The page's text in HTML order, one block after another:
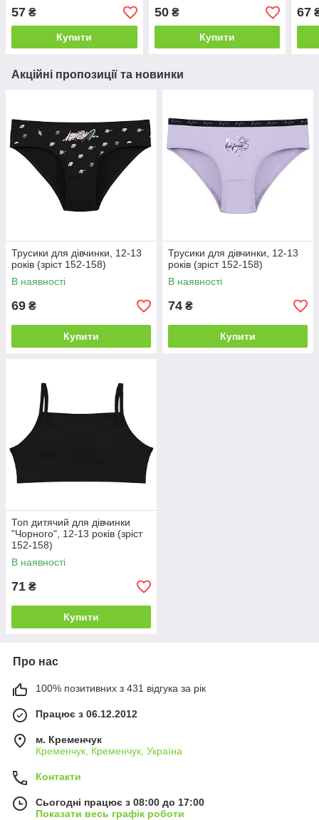
57 ₴
Купити
50₴
Купити
67
Акційні пропозиції та новинки
Трусики для дівчинки, 12-13
років (зріст 152-158)
В наявності
69 ₴
Купити
Трусики для дівчинки, 12-13
років (зріст 152-158)
В наявності
74 ₴
Купити
Топ дитячий для дівчинки
"Чорного", 12-13 років (зріст
152-158)
В наявності
71 ₴
Купити
Про нас
100% позитивних з 431 відгука за рік
Працює з 06.12.2012
м. Кременчук
Кременчук, Кременчук, Україна
Контакти
Сьогодні працює з 08:00 до 17:00
Показати весь графік роботи